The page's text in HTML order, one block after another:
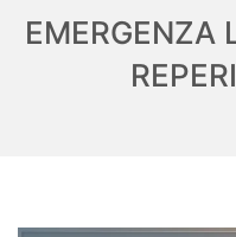
EMERGENZA